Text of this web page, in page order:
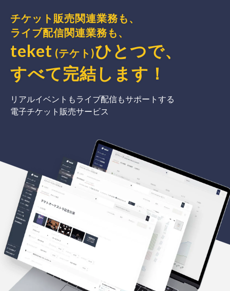
チケット販売関連業務も、
ライブ配信関連業務も、
teket (テケト)ひとつで、
すべて完結 します ！
リアルイベントもライブ配信もサポートする
電子チケット販売サービス